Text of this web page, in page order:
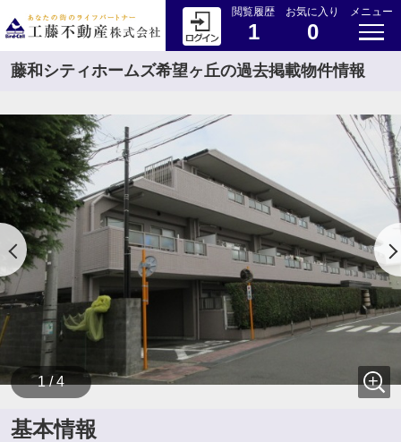
閲覧履歴
1
お気に入り
0
メニュー
藤和シティホームズ希望ヶ丘の過去掲載物件情報
1 / 4
基本情報